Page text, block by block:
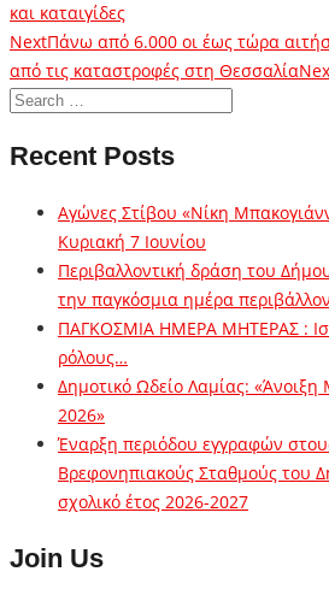
και καταιγίδες
NextΠάνω από 6.000 οι έως τώρα
από τις καταστροφές στη Θεσσαλία
Recent Posts
Αγώνες Στίβου «Νίκη
Κυριακή 7 Ιουνίου
Περιβαλλοντική δράση του
την παγκόσμια ημέρα
ΠΑΓΚΟΣΜΙΑ ΗΜΕΡΑ ΜΗΤΕΡΑΣ :
ρόλους…
Δημοτικό Ωδείο Λαμίας:
2026»
Έναρξη περιόδου εγγραφών
Βρεφονηπιακούς Σταθμούς του
σχολικό έτος 2026-2027
Join Us